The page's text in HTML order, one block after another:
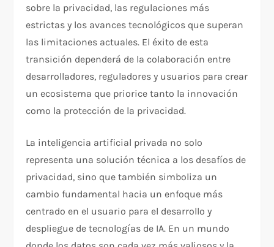
sobre la privacidad, las regulaciones más
estrictas y los avances tecnológicos que superan
las limitaciones actuales. El éxito de esta
transición dependerá de la colaboración entre
desarrolladores, reguladores y usuarios para crear
un ecosistema que priorice tanto la innovación
como la protección de la privacidad.
La inteligencia artificial privada no solo
representa una solución técnica a los desafíos de
privacidad, sino que también simboliza un
cambio fundamental hacia un enfoque más
centrado en el usuario para el desarrollo y
despliegue de tecnologías de IA. En un mundo